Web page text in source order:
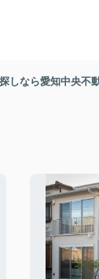
しなら愛知中央不